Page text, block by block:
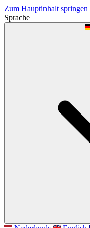
Zum Hauptinhalt springen
Sprache